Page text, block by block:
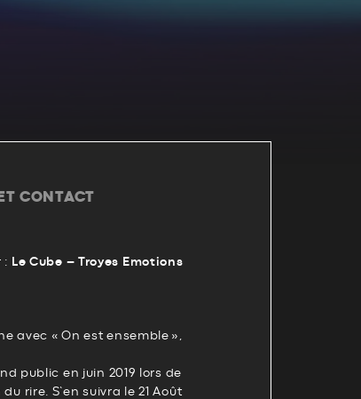
CONTACT
: Le Cube – Troyes Emotions
avec « On est ensemble »,
public en juin 2019 lors de
rire. S’en suivra le 21 Août